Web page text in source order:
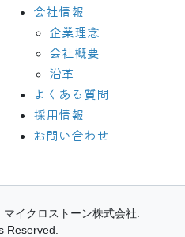
会社情報
企業理念
会社概要
沿革
よくある質問
採用情報
お問い合わせ
マイクロストーン株式会社.
Reserved.